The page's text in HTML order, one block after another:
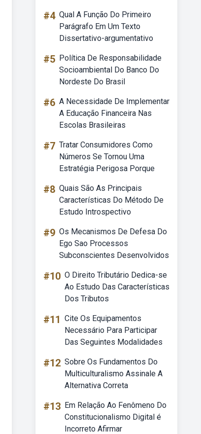
#4 Qual A Função Do Primeiro
Parágrafo Em Um Texto
Dissertativo-argumentativo
#5 Política De Responsabilidade
Socioambiental Do Banco Do
Nordeste Do Brasil
#6 A Necessidade De Implementar
A Educação Financeira Nas
Escolas Brasileiras
#7 Tratar Consumidores Como
Números Se Tornou Uma
Estratégia Perigosa Porque
#8 Quais São As Principais
Características Do Método De
Estudo Introspectivo
#9 Os Mecanismos De Defesa Do
Ego Sao Processos
Subconscientes Desenvolvidos
#10 O Direito Tributário Dedica-se
Ao Estudo Das Características
Dos Tributos
#11 Cite Os Equipamentos
Necessário Para Participar
Das Seguintes Modalidades
#12 Sobre Os Fundamentos Do
Multiculturalismo Assinale A
Alternativa Correta
#13 Em Relação Ao Fenômeno Do
Constitucionalismo Digital é
Incorreto Afirmar